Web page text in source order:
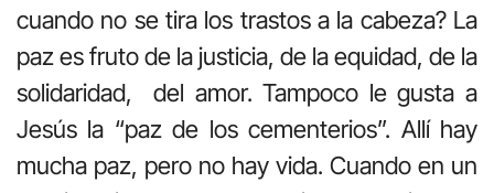
cuando no se tira los trastos a la cabeza? La
paz es fruto de la justicia, de la equidad, de la
solidaridad, del amor. Tampoco le gusta a
Jesús la “paz de los cementerios”. Allí hay
mucha paz, pero no hay vida. Cuando en un